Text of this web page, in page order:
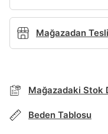
Mağazadan
Mağazadaki Stok
Beden Tablosu
Mağazada
Telefon Numarası*
Şifre*